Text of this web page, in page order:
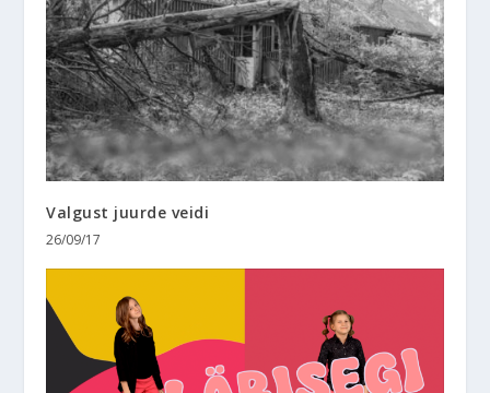
Valgust juurde veidi
26/09/17